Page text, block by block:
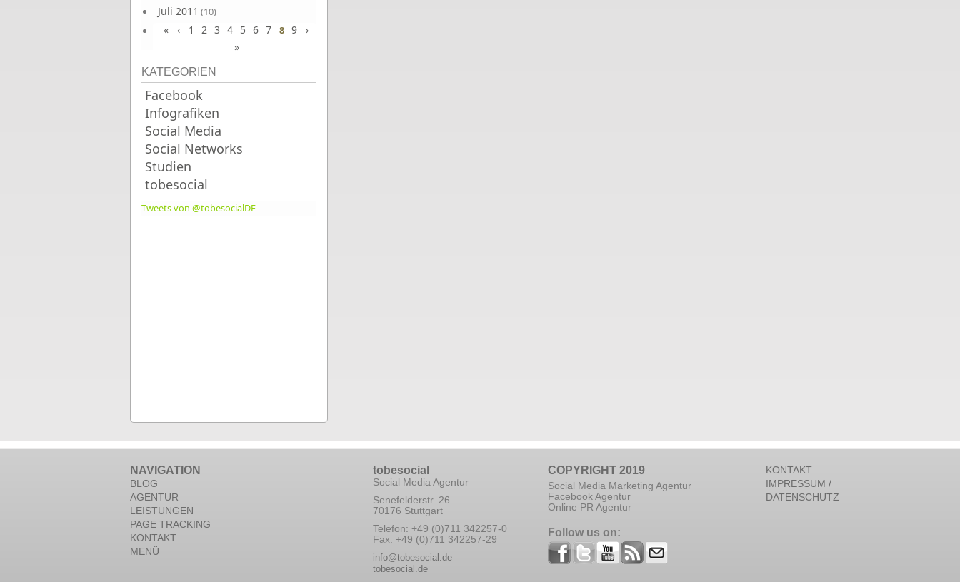
Juli 2011 (10)
Juni 2011(9)
« ‹ 1 2 3 4 5 6 7 8 9
›
»
KATEGORIEN
Facebook
Infografiken
Social Media
Social Networks
Studien
tobesocial
Tweets von @tobesocialDE
NAVIGATION
BLOG
AGENTUR
LEISTUNGEN
PAGE TRACKING
KONTAKT
MENÜ
tobesocial
Social Media Agentur
Senefelderstr. 26
70176 Stuttgart
Telefon: +49 (0)711 342257-0
Fax: +49 (0)711 342257-29
info@tobesocial.de
tobesocial.de
COPYRIGHT 2019
Social Media Marketing Agentur
Facebook Agentur
Online PR Agentur
Follow us on:
KONTAKT
IMPRESSUM /
DATENSCHUTZ